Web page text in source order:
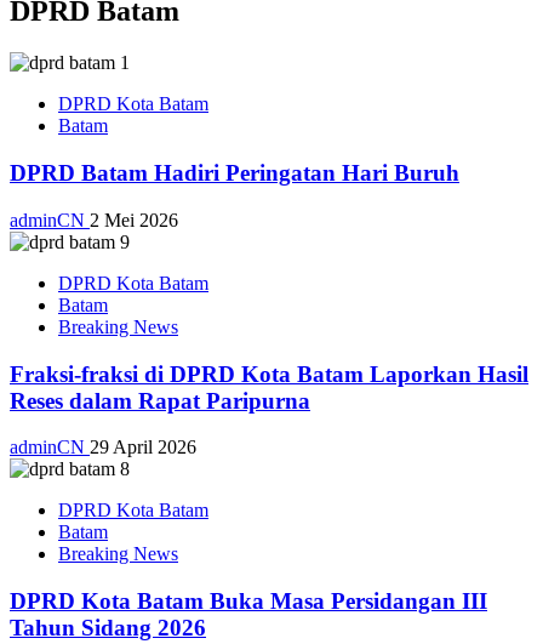
DPRD Batam
DPRD Kota Batam
Batam
DPRD Batam Hadiri Peringatan Hari Buruh
adminCN 2 Mei 2026
DPRD Kota Batam
Batam
Breaking News
Fraksi-fraksi di DPRD Kota Batam Laporkan Hasil
Reses dalam Rapat Paripurna
adminCN 29 April 2026
DPRD Kota Batam
Batam
Breaking News
DPRD Kota Batam Buka Masa Persidangan III
Tahun Sidang 2026